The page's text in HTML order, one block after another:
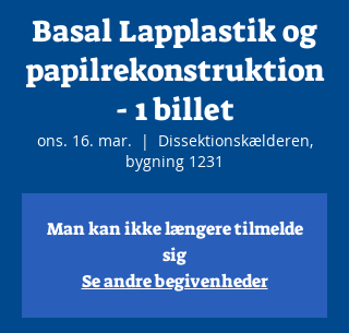
Basal Lapplastik og
papilrekonstruktion
- 1 billet
ons. 16. mar.
  |
Dissektionskælderen,
bygning 1231
Man kan ikke længere tilmelde
sig
Se andre begivenheder